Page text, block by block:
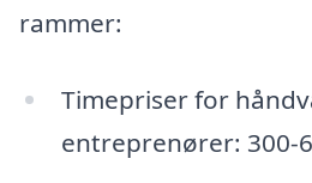
rammer:
Timepriser for
entreprenører: 300-